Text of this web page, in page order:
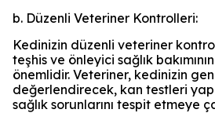
b. Düzenli Veteriner Kontrolleri:
Kedinizin düzenli veteriner
teşhis ve önleyici sağlık
önemlidir. Veteriner, kedinizin
değerlendirecek, kan testleri
sağlık sorunlarını tespit etmeye